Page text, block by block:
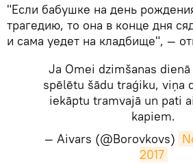
​"Если бабушке на день
трагедию, то она в конце дня
и сама уедет на кладбище", —
Ja Omei dzimšanas
spēlētu šādu traģiku, viņa
iekāptu tramvajā un pati
kapiem.
— Aivars (@Borovkovs)
2017